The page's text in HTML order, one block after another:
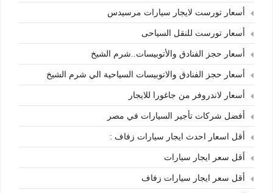
أسعار تورست لايجار سيارات مرسيدس
أسعار تورست للنقل السياحى
أسعار حجز الفنادق والأتوبيسات..شرم الشيخ
أسعار حجز الفنادق والاتوبيسات السياحية الي شرم الشيخ
أسعار لاندروفر من جاغورا للايجار
أفضل شركات تأجير السيارات في مصر
أقل اسعار احدث ايجار سيارات زفاف :
أقل سعر ايجار سيارات
أقل سعر ايجار سيارات زفاف